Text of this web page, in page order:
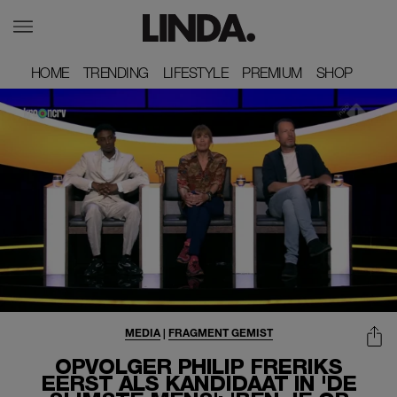
HOME
HOME TRENDING
TRENDING LIFESTYLE
LIFESTYLE PREMIUM
PREMIUM SHOP
SHOP
OPVOLGER PHILIP FRERIKS
EERST ALS KANDIDAAT IN 'DE
MEDIA| FRAGMENT GEMIST